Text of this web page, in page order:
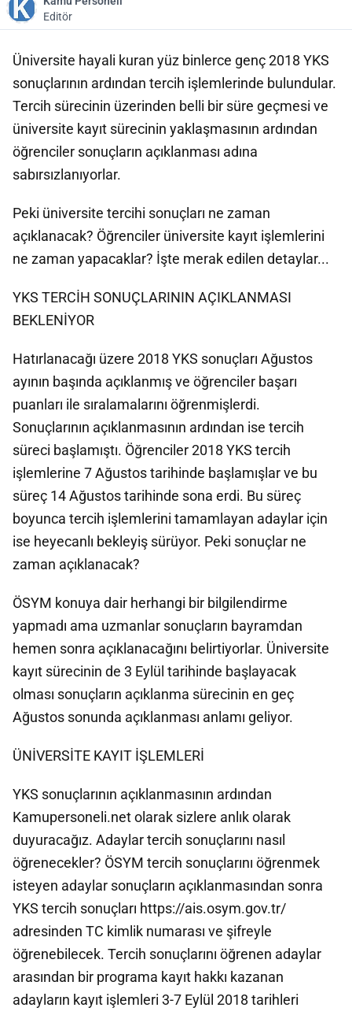
Editör
Üniversite hayali kuran yüz binlerce genç 2018 YKS
sonuçlarının ardından tercih işlemlerinde bulundular.
Tercih sürecinin üzerinden belli bir süre geçmesi ve
üniversite kayıt sürecinin yaklaşmasının ardından
öğrenciler sonuçların açıklanması adına
sabırsızlanıyorlar.
Peki üniversite tercihi sonuçları ne zaman
açıklanacak? Öğrenciler üniversite kayıt işlemlerini
ne zaman yapacaklar? İşte merak edilen detaylar...
YKS TERCİH SONUÇLARININ AÇIKLANMASI
BEKLENİYOR
Hatırlanacağı üzere 2018 YKS sonuçları Ağustos
ayının başında açıklanmış ve öğrenciler başarı
puanları ile sıralamalarını öğrenmişlerdi.
Sonuçlarının açıklanmasının ardından ise tercih
süreci başlamıştı. Öğrenciler 2018 YKS tercih
işlemlerine 7 Ağustos tarihinde başlamışlar ve bu
süreç 14 Ağustos tarihinde sona erdi. Bu süreç
boyunca tercih işlemlerini tamamlayan adaylar için
ise heyecanlı bekleyiş sürüyor. Peki sonuçlar ne
zaman açıklanacak?
ÖSYM konuya dair herhangi bir bilgilendirme
yapmadı ama uzmanlar sonuçların bayramdan
hemen sonra açıklanacağını belirtiyorlar. Üniversite
kayıt sürecinin de 3 Eylül tarihinde başlayacak
olması sonuçların açıklanma sürecinin en geç
Ağustos sonunda açıklanması anlamı geliyor.
ÜNİVERSİTE KAYIT İŞLEMLERİ
YKS sonuçlarının açıklanmasının ardından
Kamupersoneli.net olarak sizlere anlık olarak
duyuracağız. Adaylar tercih sonuçlarını nasıl
öğrenecekler? ÖSYM tercih sonuçlarını öğrenmek
isteyen adaylar sonuçların açıklanmasından sonra
YKS tercih sonuçları https://ais.osym.gov.tr/
adresinden TC kimlik numarası ve şifreyle
öğrenebilecek. Tercih sonuçlarını öğrenen adaylar
arasından bir programa kayıt hakkı kazanan
adayların kayıt işlemleri 3-7 Eylül 2018 tarihleri